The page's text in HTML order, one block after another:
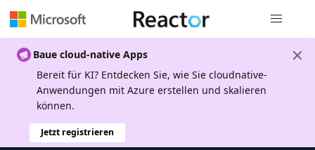
Baue cloud-native Apps
Bereit für KI? Entdecken Sie, wie Sie cloudnative-
Anwendungen mit Azure erstellen und skalieren
können.
Jetzt registrieren